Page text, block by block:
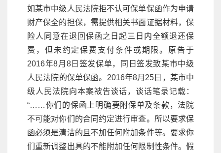
如某市中级人民法院拒不认可保单保函作为申请
财产保全的担保，需提供相关书面证据材料，保
险人同意在退回保函之日起三日内全额退还保
费，但未约定保费支付条件或期限。原告于
2016年8月8日签发保单，同日签发致某市中级
人民法院的保单保函。2016年8月25日，某市中
级人民法院向本案被告谈话，谈话笔录记载：
“……你们的保函上明确要附保单及条款，法院
不可能对你们的合同约定进行审查。所以要求保
函必须是清洁的且不加任何附加条件等。要求你
们重新调整出具的不能附加任何限制性条件。假